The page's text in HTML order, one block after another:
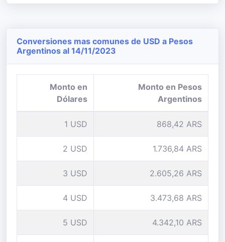
Conversiones mas comunes de USD a Pesos
Argentinos al 14/11/2023
Monto en
Dólares
Monto en Pesos
Argentinos
1 USD 868,42 ARS
2 USD 1.736,84 ARS
3 USD 2.605,26 ARS
4 USD 3.473,68 ARS
5 USD 4.342,10 ARS